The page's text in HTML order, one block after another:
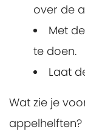
over de
Met
te doen.
Laat
Wat zie je
appelhelften?